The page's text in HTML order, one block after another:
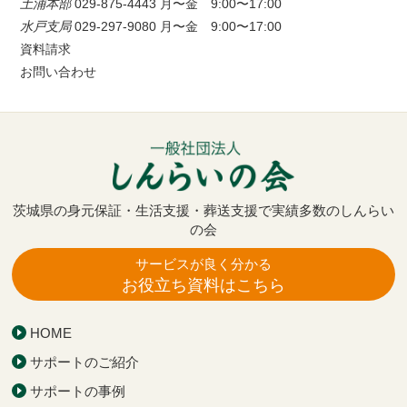
土浦本部 029-875-4443 月〜金 9:00〜17:00
水戸支局 029-297-9080 月〜金 9:00〜17:00
資料請求
お問い合わせ
茨城県の身元保証・生活支援・葬送支援で実績多数のしんらい
の会
サービスが良く分かる
お役立ち資料はこちら
HOME
サポートのご紹介
サポートの事例